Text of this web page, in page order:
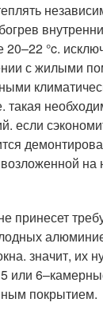
20–22 °c.
с жилыми
если
на
принесет
значит, их
или
покрытием.